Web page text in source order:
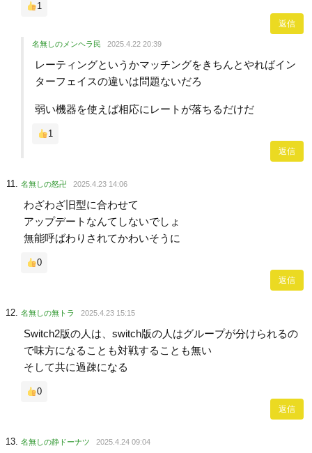
1
返信
名無しのメンヘラ民 2025.4.22 20:39
レーティングというかマッチングをきちんとやればイン
ターフェイスの違いは問題ないだろ
弱い機器を使えば相応にレートが落ちるだけだ
1
返信
名無しの怒卍 2025.4.23 14:06
わざわざ旧型に合わせて
アップデートなんてしないでしょ
無能呼ばわりされてかわいそうに
0
返信
名無しの無トラ 2025.4.23 15:15
Switch2版の人は、switch版の人はグループが分けられるの
で味方になることも対戦することも無い
そして共に過疎になる
0
返信
名無しの静ドーナツ 2025.4.24 09:04